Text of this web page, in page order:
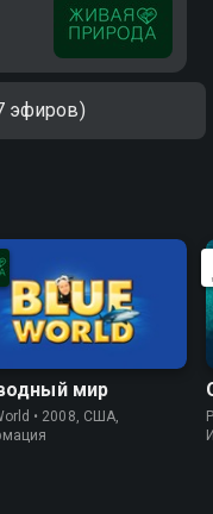
эфиров)
мир
• 2008, США,